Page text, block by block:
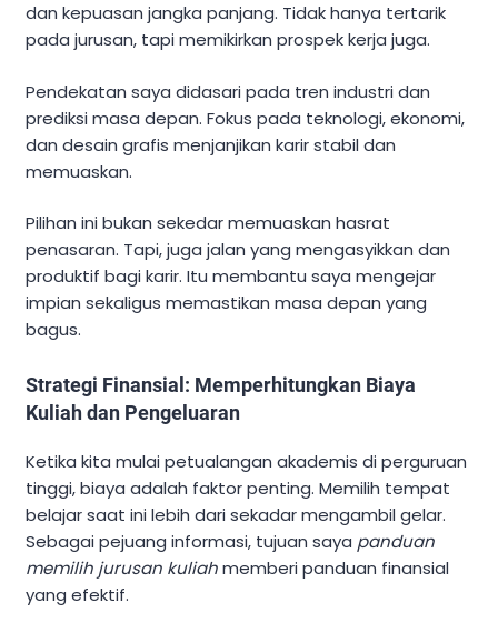
dan kepuasan jangka panjang. Tidak hanya tertarik
pada jurusan, tapi memikirkan prospek kerja juga.
Pendekatan saya didasari pada tren industri dan
prediksi masa depan. Fokus pada teknologi, ekonomi,
dan desain grafis menjanjikan karir stabil dan
memuaskan.
Pilihan ini bukan sekedar memuaskan hasrat
penasaran. Tapi, juga jalan yang mengasyikkan dan
produktif bagi karir. Itu membantu saya mengejar
impian sekaligus memastikan masa depan yang
bagus.
Strategi Finansial: Memperhitungkan Biaya
Kuliah dan Pengeluaran
Ketika kita mulai petualangan akademis di perguruan
tinggi, biaya adalah faktor penting. Memilih tempat
belajar saat ini lebih dari sekadar mengambil gelar.
Sebagai pejuang informasi, tujuan saya panduan
memilih jurusan kuliahmemberi panduan finansial
yang efektif.